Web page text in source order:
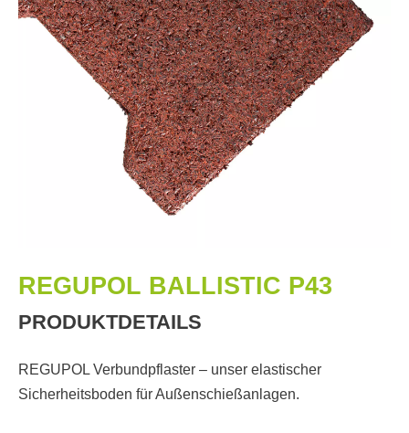
REGUPOL BALLISTIC P43
PRODUKTDETAILS
REGUPOL Verbundpflaster – unser elastischer
Sicherheitsboden für Außenschießanlagen.